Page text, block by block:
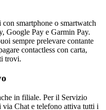
smartphone o smartwatch
Google Pay e Garmin Pay.
sempre prelevare contante
contactless con carta,
trovi.
in filiale. Per il Servizio
via Chat e telefono attiva tutti i